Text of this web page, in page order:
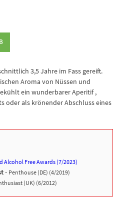
3,5 Jahre im Fass gereift.
Aroma von Nüssen und
ein wunderbarer Aperitif ,
oder als krönender Abschluss eines
Alcohol Free Awards (7/2023)
- Penthouse (DE) (4/2019)
(UK) (6/2012)